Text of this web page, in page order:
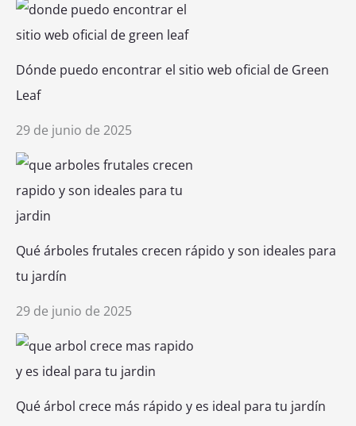
Dónde puedo encontrar el sitio web oficial de Green
Leaf
29 de junio de 2025
Qué árboles frutales crecen rápido y son ideales para
tu jardín
29 de junio de 2025
Qué árbol crece más rápido y es ideal para tu jardín